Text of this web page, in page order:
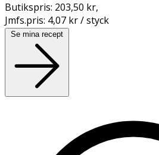
Butikspris: 203,50 kr,
Jmfs.pris: 4,07 kr / styck
Se mina recept